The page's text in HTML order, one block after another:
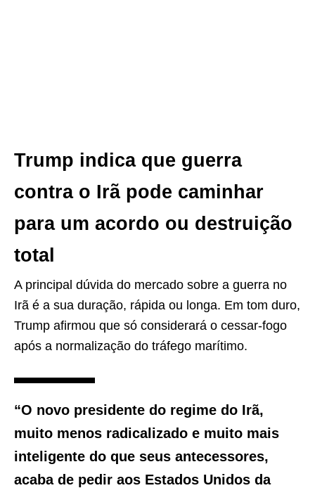
Trump indica que guerra
contra o Irã pode caminhar
para um acordo ou destruição
total
A principal dúvida do mercado sobre a guerra no
Irã é a sua duração, rápida ou longa. Em tom duro,
Trump afirmou que só considerará o cessar-fogo
após a normalização do tráfego marítimo.
“O novo presidente do regime do Irã,
muito menos radicalizado e muito mais
inteligente do que seus antecessores,
acaba de pedir aos Estados Unidos da